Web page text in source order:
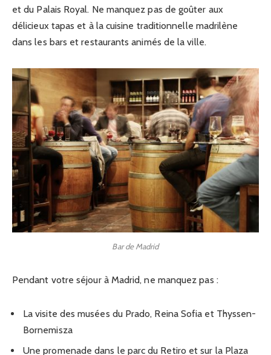
et du Palais Royal. Ne manquez pas de goûter aux
délicieux tapas et à la cuisine traditionnelle madrilène
dans les bars et restaurants animés de la ville.
Bar de Madrid
Pendant votre séjour à Madrid, ne manquez pas :
La visite des musées du Prado, Reina Sofia et Thyssen-
Bornemisza
Une promenade dans le parc du Retiro et sur la Plaza